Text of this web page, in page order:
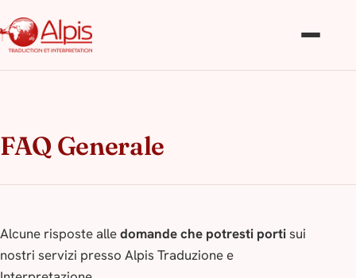
FAQ Generale
Alcune risposte alledomande che potresti portisui
nostri servizi presso Alpis Traduzione e